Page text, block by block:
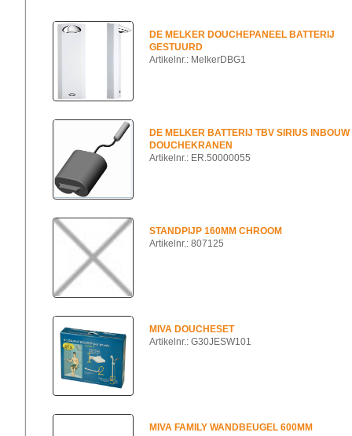
DE MELKER DOUCHEPANEEL BATTERIJ
GESTUURD
Artikelnr.: MelkerDBG1
DE MELKER BATTERIJ TBV SIRIUS INBOUW
DOUCHEKRANEN
Artikelnr.: ER.50000055
STANDPIJP 160MM CHROOM
Artikelnr.: 807125
MIVA DOUCHESET
Artikelnr.: G30JESW101
MIVA FAMILY WANDBEUGEL 600MM